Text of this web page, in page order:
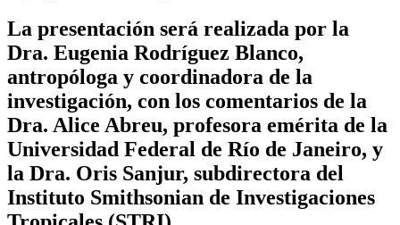
La presentación será realizada por la
Dra. Eugenia Rodríguez Blanco,
antropóloga y coordinadora de la
investigación, con los comentarios de la
Dra. Alice Abreu, profesora emérita de la
Universidad Federal de Río de Janeiro, y
la Dra. Oris Sanjur, subdirectora del
Instituto Smithsonian de Investigaciones